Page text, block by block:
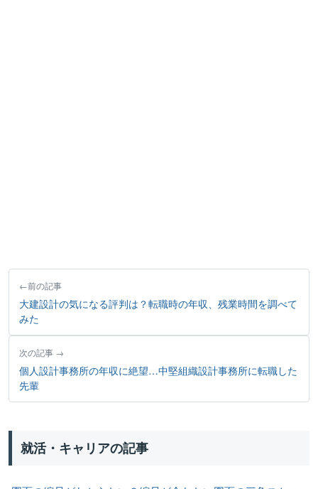
前の記事
大建設計の気になる評判は？転職時の年収、残業時間を調べて
みた
次の記事
個人設計事務所の年収に絶望…中堅組織設計事務所に転職した
先輩
就活・キャリアの記事